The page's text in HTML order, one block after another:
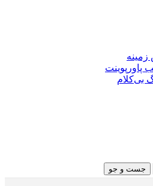
زمینه
پاورپوینت
بی‌کلام
جست و جو